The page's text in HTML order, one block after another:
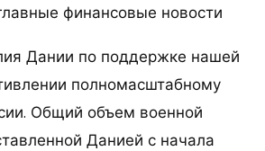
финансовые новости
Дании по поддержке нашей
полномасштабному
Общий объем военной
Данией с начала